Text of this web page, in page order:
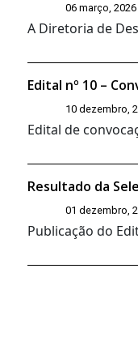
06 março, 2026
A Diretoria de
Edital nº 10 –
10 dezembro,
Edital de
Resultado da
01 dezembro,
Publicação do